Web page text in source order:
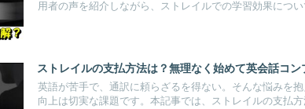
用者の声を紹介しながら、ストレイルでの学習効果につい
ストレイルの支払方法は？無理なく始めて英会話コン
英語が苦手で、通訳に頼らざるを得ない。そんな悩みを
向上は切実な課題です。本記事では、ストレイルの支払